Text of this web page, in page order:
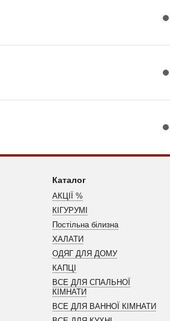
Каталог
АКЦІЇ %
КІГУРУМІ
Постільна білизна
ХАЛАТИ
ОДЯГ ДЛЯ ДОМУ
КАПЦІ
ВСЕ ДЛЯ СПАЛЬНОЇ
КІМНАТИ
ВСЕ ДЛЯ ВАННОЇ КІМНАТИ